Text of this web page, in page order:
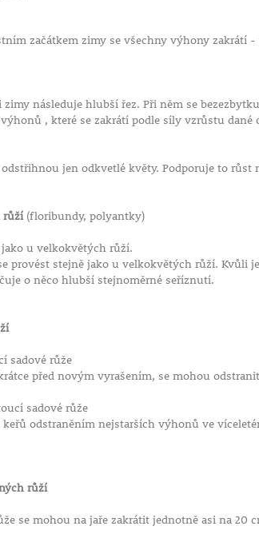
začátkem zimy se všechny výhony
zimy následuje hlubší řez. Při něm se
, které se zakrátí podle síly vzrůstu dané
odstřihnou jen odkvetlé květy. Podporuje to
růží(floribundy, polyantky)
u velkokvětých růží.
provést stejně jako u velkokvětých růží. Kvůli
o něco hlubší stejnoměrné seříznutí.
sadové růže
před novým vyrašením, se mohou
sadové růže
keřů odstraněním nejstarších výhonů ve
růží
se mohou na jaře zakrátit jednotně asi na 20